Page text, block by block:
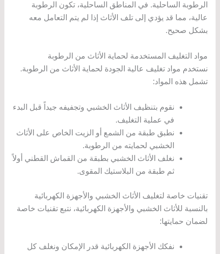
الرطوبة الساحلية. في المناطق الساحلية، تكون الرطوبة
عالية، مما قد يؤدي إلى تلف الأثاث إذا لم يتم التعامل معه
بشكل صحيح.
مواد التغليف المستخدمة لحماية الأثاث من الرطوبة
نستخدم مواد تغليف عالية الجودة لحماية الأثاث من الرطوبة.
تشمل هذه المواد:
نقوم بتنظيف الأثاث الخشبي وتجفيفه جيداً قبل البدء
في عملية التغليف.
نطبق طبقة من الشمع أو الزيت الخاص على الأثاث
الخشبي لحمايته من الرطوبة.
نغلف الأثاث الخشبي بطبقة من القماش القطني أولاً
ثم طبقة من البلاستيك المقوى.
تقنيات خاصة لتغليف الأثاث الخشبي والأجهزة الكهربائية
بالنسبة للأثاث الخشبي والأجهزة الكهربائية، نتبع تقنيات خاصة
لضمان حمايتها:
نفكك الأجهزة الكهربائية قدر الإمكان ونغلف كل